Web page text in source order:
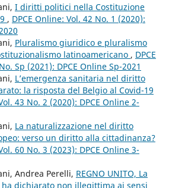
I diritti politici nella Costituzione
, DPCE Online: Vol. 42 No. 1 (2020):
Pluralismo giuridico e pluralismo
latinoamericano , DPCE
Sp (2021): DPCE Online Sp-2021
L’emergenza sanitaria nel diritto
la risposta del Belgio al Covid-19
43 No. 2 (2020): DPCE Online 2-
La naturalizzazione nel diritto
verso un diritto alla cittadinanza?
60 No. 3 (2023): DPCE Online 3-
Andrea Perelli, REGNO UNITO, La
dichiarato non illegittima ai sensi